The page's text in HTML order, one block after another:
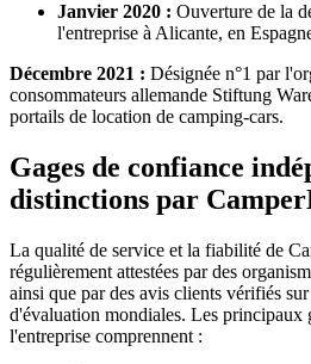
Janvier 2020 : Ouverture de la
l'entreprise à Alicante, en
Décembre 2021 : Désignée n°1 par
consommateurs allemande Stiftung
portails de location de camping-cars.
Gages de confiance
distinctions par
La qualité de service et la fiabilité de
régulièrement attestées par des
ainsi que par des avis clients vérifiés
d'évaluation mondiales. Les principaux
l'entreprise comprennent :